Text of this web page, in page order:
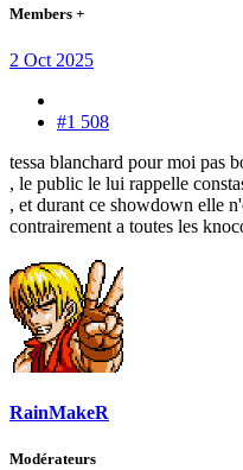
Members +
2 Oct 2025
#1 508
tessa blanchard pour moi pas
, le public le lui rappelle
, et durant ce showdown elle
contrairement a toutes les
RainMakeR
Modérateurs